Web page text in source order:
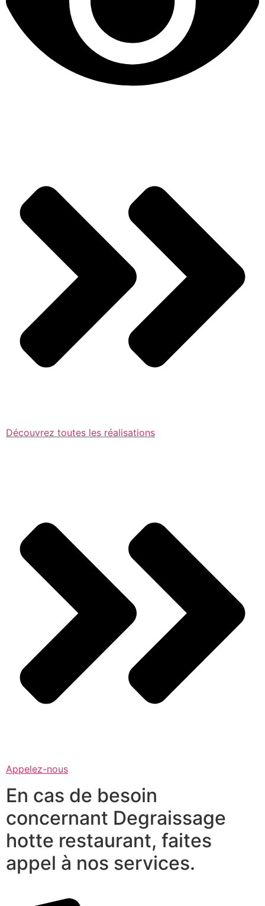
Découvrez toutes les réalisations
Appelez-nous
En cas de besoin
concernant Degraissage
hotte restaurant, faites
appel à nos services.